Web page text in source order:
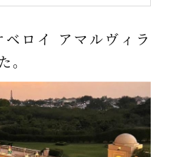
ロイ アマルヴィラ
。